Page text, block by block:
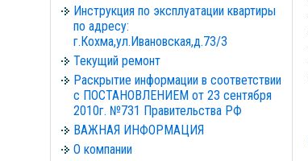
Инструкция по эксплуатации квартиры
по адресу:
г.Кохма,ул.Ивановская,д.73/3
Текущий ремонт
Раскрытие информации в соответствии
с ПОСТАНОВЛЕНИЕМ от 23 сентября
2010г. №731 Правительства РФ
ВАЖНАЯ ИНФОРМАЦИЯ
О компании